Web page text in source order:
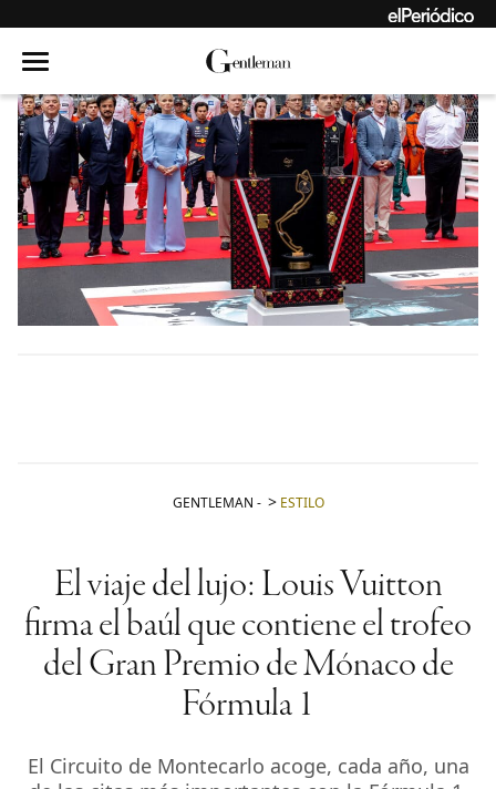
GENTLEMAN - ESTILO
El viaje del lujo: Louis Vuitton
firma el baúl que contiene el trofeo
del Gran Premio de Mónaco de
Fórmula 1
El Circuito de Montecarlo acoge, cada año, una